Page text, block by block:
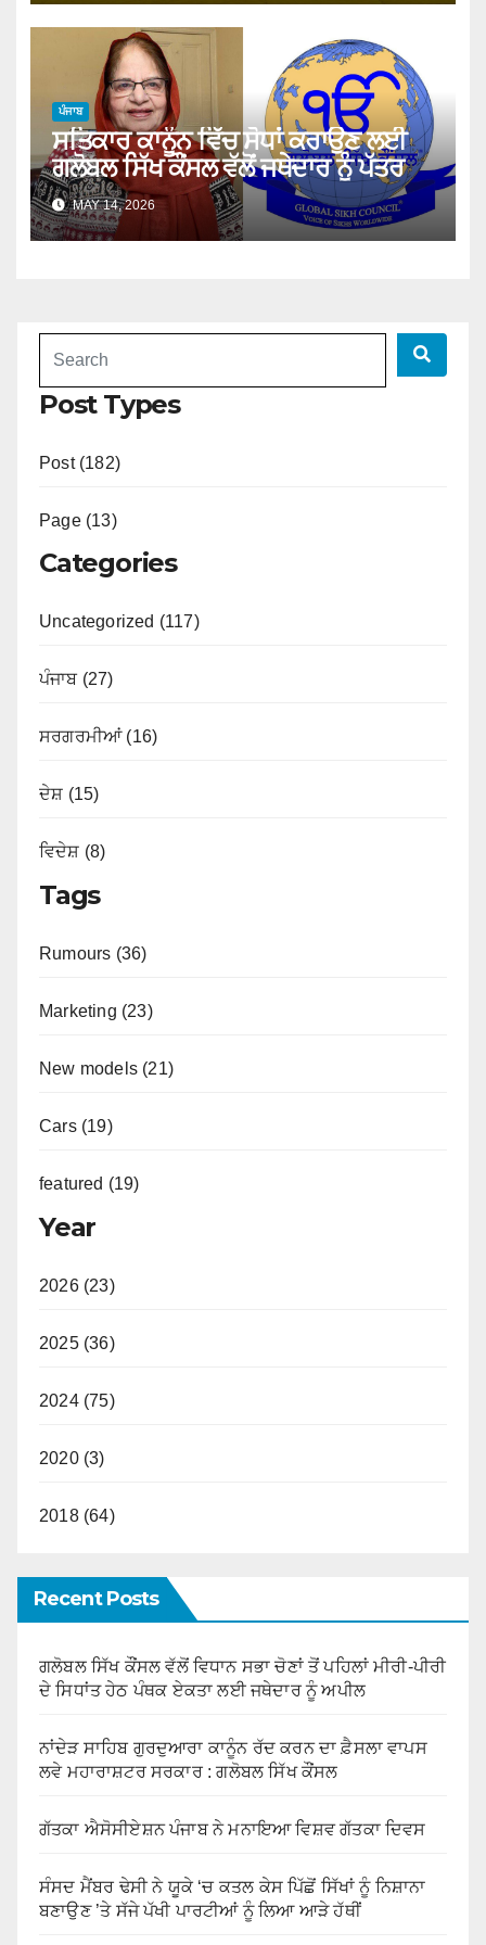
ਪੰਜਾਬ
ਸਤਿਕਾਰ ਕਾਨੂੰਨ ਵਿੱਚ ਸੋਧਾਂ ਕਰਾਉਣ ਲਈ
ਗਲੋਬਲ ਸਿੱਖ ਕੌਂਸਲ ਵੱਲੋਂ ਜਥੇਦਾਰ ਨੂੰ ਪੱਤਰ
MAY 14, 2026
Post Types
Post (182)
Page (13)
Categories
Uncategorized (117)
ਪੰਜਾਬ (27)
ਸਰਗਰਮੀਆਂ (16)
ਦੇਸ਼ (15)
ਵਿਦੇਸ਼ (8)
Tags
Rumours (36)
Marketing (23)
New models (21)
Cars (19)
featured (19)
Year
2026 (23)
2025 (36)
2024 (75)
2020 (3)
2018 (64)
Recent Posts
ਗਲੋਬਲ ਸਿੱਖ ਕੌਂਸਲ ਵੱਲੋਂ ਵਿਧਾਨ ਸਭਾ ਚੋਣਾਂ ਤੋਂ ਪਹਿਲਾਂ ਮੀਰੀ-ਪੀਰੀ
ਦੇ ਸਿਧਾਂਤ ਹੇਠ ਪੰਥਕ ਏਕਤਾ ਲਈ ਜਥੇਦਾਰ ਨੂੰ ਅਪੀਲ
ਨਾਂਦੇੜ ਸਾਹਿਬ ਗੁਰਦੁਆਰਾ ਕਾਨੂੰਨ ਰੱਦ ਕਰਨ ਦਾ ਫ਼ੈਸਲਾ ਵਾਪਸ
ਲਵੇ ਮਹਾਰਾਸ਼ਟਰ ਸਰਕਾਰ : ਗਲੋਬਲ ਸਿੱਖ ਕੌਂਸਲ
ਗੱਤਕਾ ਐਸੋਸੀਏਸ਼ਨ ਪੰਜਾਬ ਨੇ ਮਨਾਇਆ ਵਿਸ਼ਵ ਗੱਤਕਾ ਦਿਵਸ
ਸੰਸਦ ਮੈਂਬਰ ਢੇਸੀ ਨੇ ਯੂਕੇ ‘ਚ ਕਤਲ ਕੇਸ ਪਿੱਛੋਂ ਸਿੱਖਾਂ ਨੂੰ ਨਿਸ਼ਾਨਾ
ਬਣਾਉਣ ’ਤੇ ਸੱਜੇ ਪੱਖੀ ਪਾਰਟੀਆਂ ਨੂੰ ਲਿਆ ਆੜੇ ਹੱਥੀਂ